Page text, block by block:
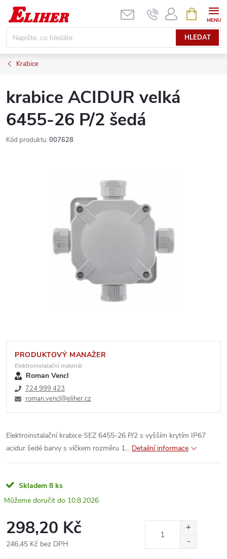
Přejít
obsah
HLEDAT
NÁKUPNÍ
KOŠÍK
Krabice
krabice ACIDUR velká
6455-26 P/2 šedá
Kód produktu: 007628
PRODUKTOVÝ MANAŽER
Elektroinstalační materiál
Roman Vencl
724 999 423
roman.vencl@eliher.cz
Elektroinstalační krabice SEZ 6455-26 P/2 s vyšším krytím IP67
acidur šedé barvy s víčkem rozměru 1... Detailní informace
Skladem 8 ks
10.8.2026
298,20 Kč
246,45 Kč bez DPH